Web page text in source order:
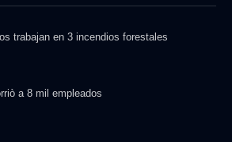
trabajan en 3 incendios forestales
a 8 mil empleados